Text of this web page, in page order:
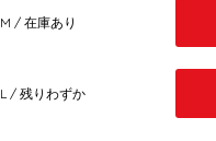
M / 在庫あり
L / 残りわずか